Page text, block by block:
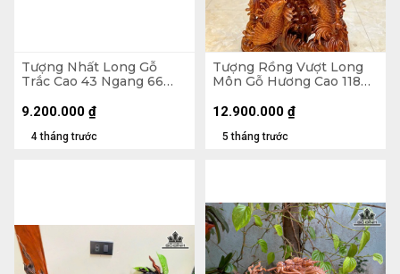
Tượng Nhất Long Gỗ
Trắc Cao 43 Ngang 66
4 tháng trước
9.200.000 ₫
Tượng Rồng Vượt Long
Môn Gỗ Hương Cao 118
5 tháng trước
12.900.000 ₫